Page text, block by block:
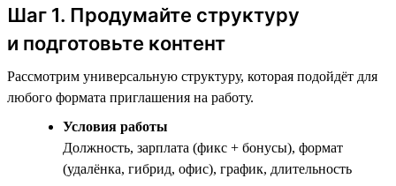
Шаг 1. Продумайте структуру
и подготовьте контент
Рассмотрим универсальную структуру, которая подойдёт для
любого формата приглашения на работу.
Условия работы
Должность, зарплата (фикс + бонусы), формат
(удалёнка, гибрид, офис), график, длительность